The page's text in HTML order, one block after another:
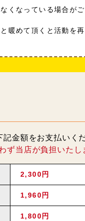
くなっている場合がご
暖めて頂くと活動を
金額をお支払いく
ず当店が負担いたし
2,300円
1,960円
1,800円